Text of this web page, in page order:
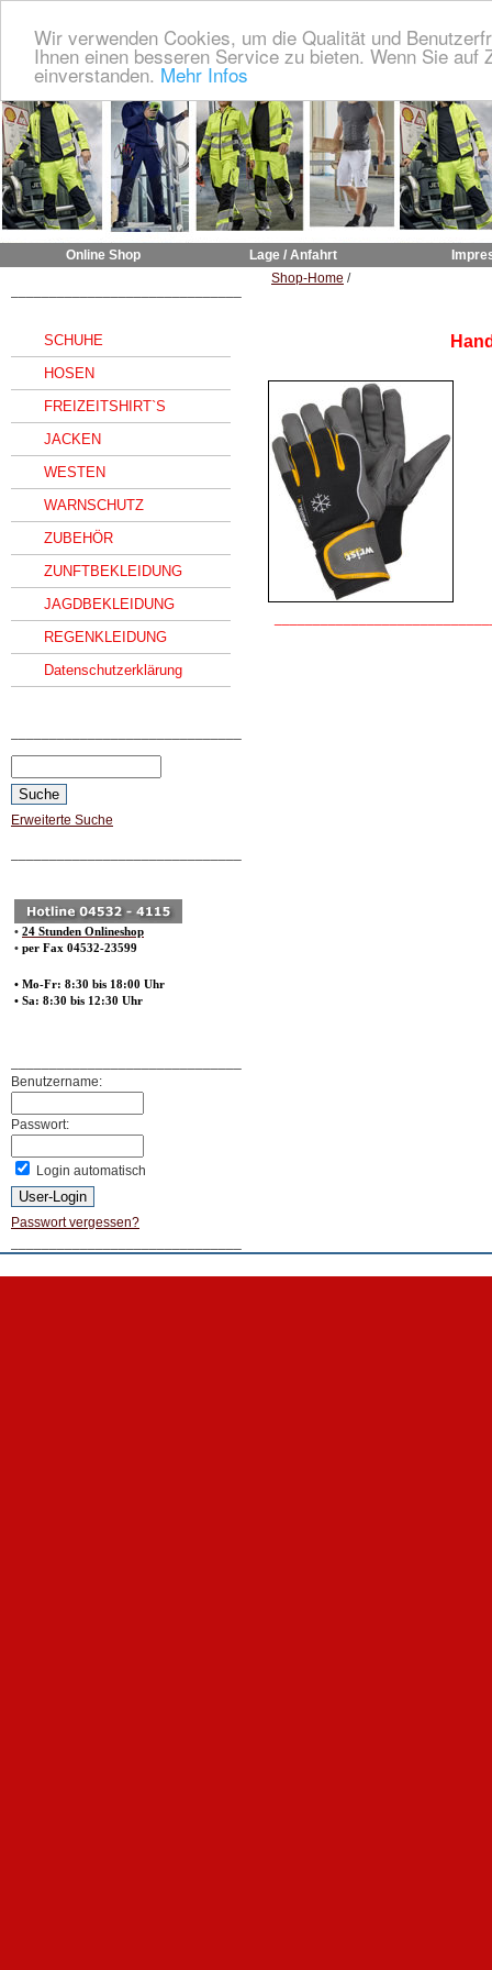
Wir verwenden Cookies, um die Qualität und
Ihnen einen besseren Service zu bieten. Wenn Sie
einverstanden. Mehr Infos
Online Shop Lage / Anfahrt
SCHUHE
HOSEN
FREIZEITSHIRT`S
JACKEN
WESTEN
WARNSCHUTZ
ZUBEHÖR
ZUNFTBEKLEIDUNG
JAGDBEKLEIDUNG
REGENKLEIDUNG
Datenschutzerklärung
Erweiterte Suche
• 24 Stunden Onlineshop
• per Fax 04532-23599
• Mo-Fr: 8:30 bis 18:00 Uhr
• Sa: 8:30 bis 12:30 Uhr
Benutzername:
Passwort:
Login automatisch
Passwort vergessen?
Shop-Home /